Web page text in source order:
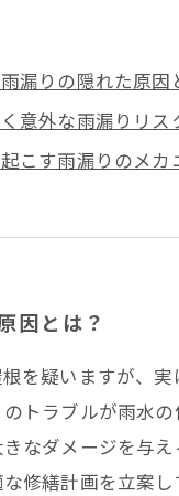
漏りの隠れた原因
意外な雨漏りリス
こす雨漏りのメカ
らす雨漏り、その
を根本解決
以外も含めた雨漏
田区・南区・瑞
因とは？
を疑いますが、
トラブルが雨水
なダメージを与
修繕計画を立案